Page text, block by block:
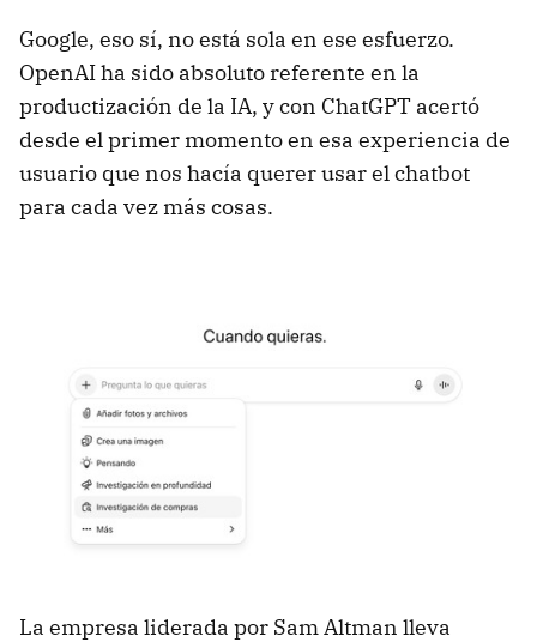
Google, eso sí, no está sola en ese esfuerzo.
OpenAI ha sido absoluto referente en la
productización de la IA, y con ChatGPT acertó
desde el primer momento en esa experiencia de
usuario que nos hacía querer usar el chatbot
para cada vez más cosas.
La empresa liderada por Sam Altman lleva